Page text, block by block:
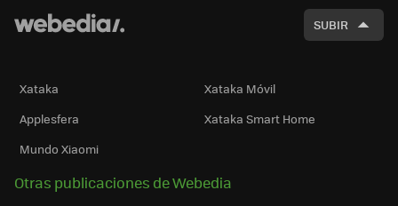
SUBIR
Xataka
Xataka Móvil
Applesfera
Xataka Smart Home
Mundo Xiaomi
Otras publicaciones de Webedia